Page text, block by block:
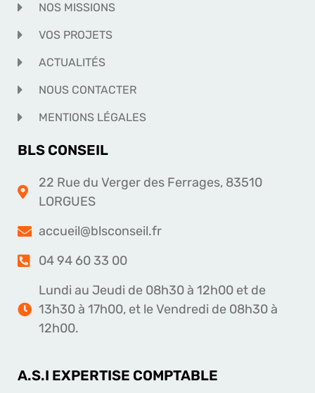
NOS MISSIONS
VOS PROJETS
ACTUALITÉS
NOUS CONTACTER
MENTIONS LÉGALES
BLS CONSEIL
22 Rue du Verger des Ferrages, 83510
LORGUES
accueil@blsconseil.fr
04 94 60 33 00
Lundi au Jeudi de 08h30 à 12h00 et de
13h30 à 17h00, et le Vendredi de 08h30 à
12h00.
A.S.I EXPERTISE COMPTABLE